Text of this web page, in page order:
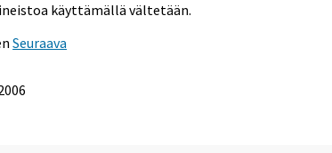
käyttämällä vältetään.
Seuraava